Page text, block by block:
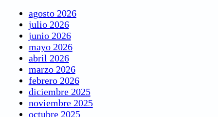
agosto 2026
julio 2026
junio 2026
mayo 2026
abril 2026
marzo 2026
febrero 2026
diciembre 2025
noviembre 2025
octubre 2025